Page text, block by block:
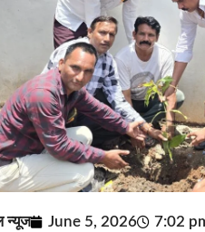
न्यूज June 5, 2026 7:02